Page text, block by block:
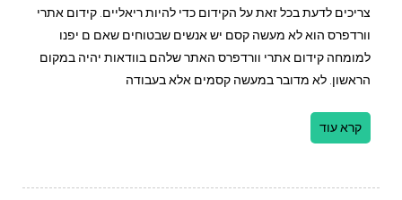
צריכים לדעת בכל זאת על הקידום כדי להיות ריאליים. קידום אתרי
וורדפרס הוא לא מעשה קסם יש אנשים שבטוחים שאם ם יפנו
למומחה קידום אתרי וורדפרס האתר שלהם בוודאות יהיה במקום
הראשון. לא מדובר במעשה קסמים אלא בעבודה
קרא עוד